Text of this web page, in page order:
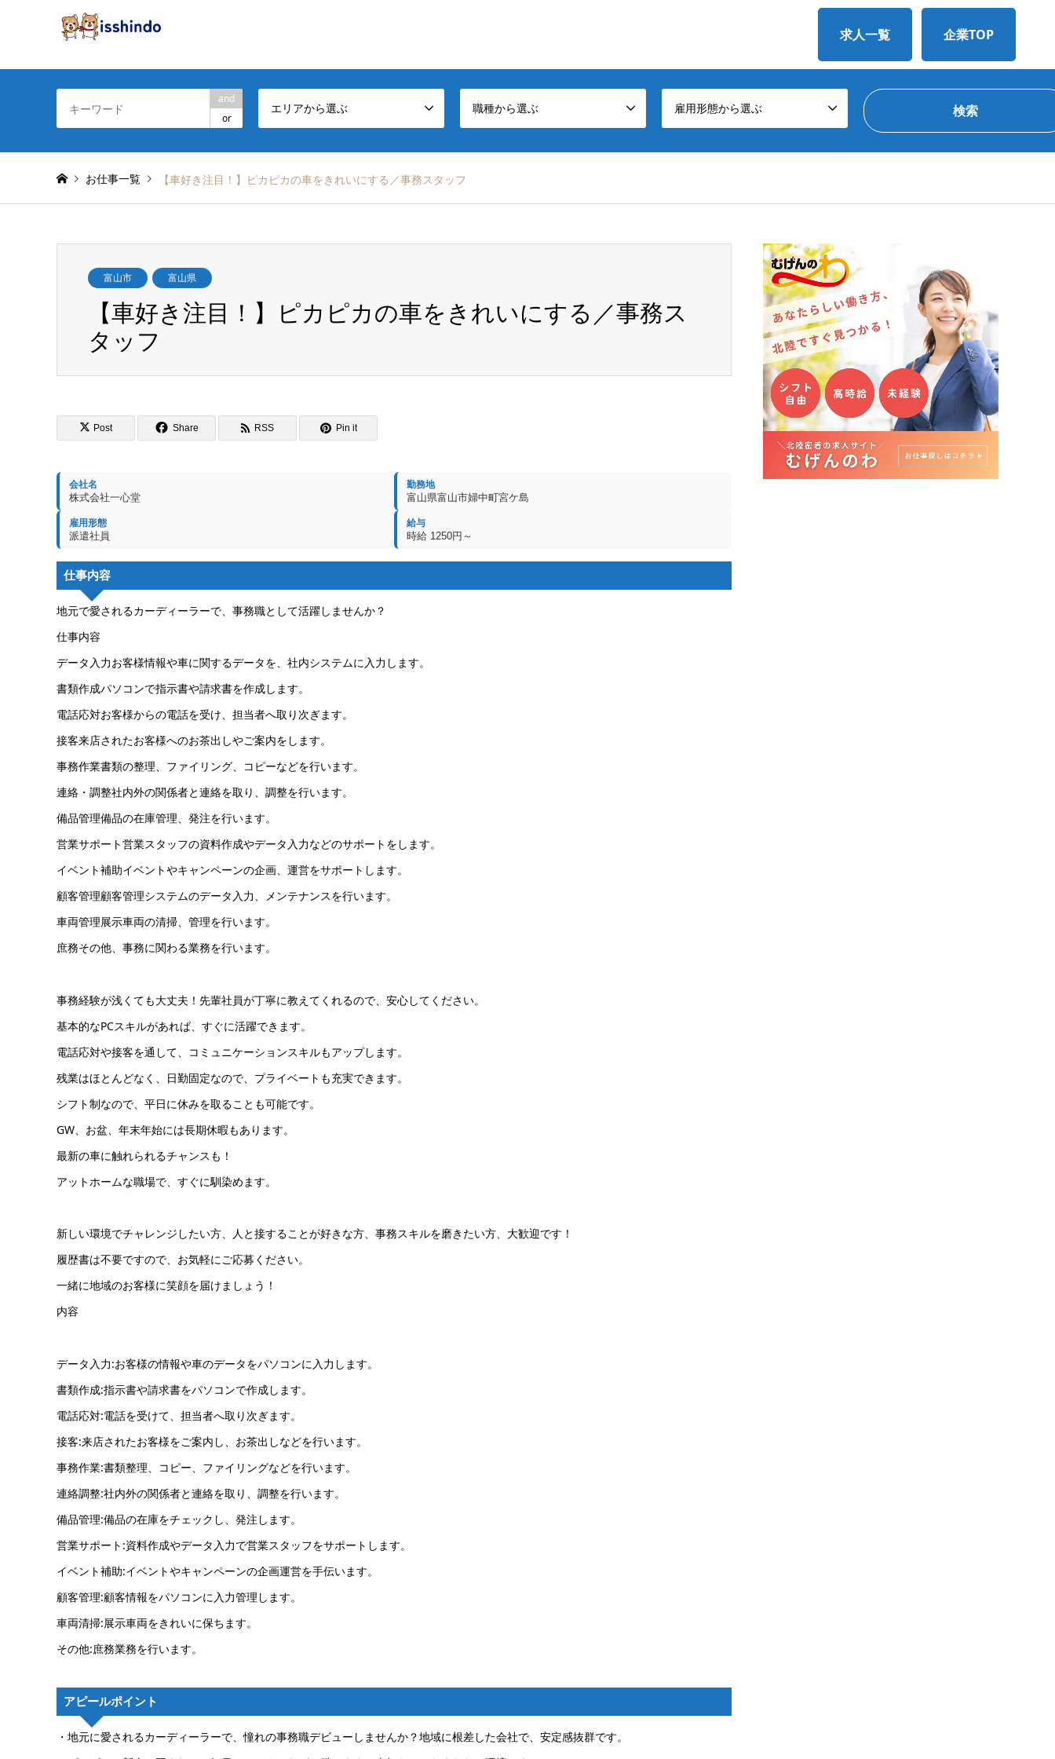
求人一覧 企業TOP
and
or
エリアから選ぶ 職種から選ぶ 雇用形態から選ぶ
お仕事一覧 【車好き注目！】ピカピカの車をきれいにする／事務スタッフ
富山市 富山県
【車好き注目！】ピカピカの車をきれいにする／事務ス
タッフ
Post Share RSS Pin it
会社名
株式会社一心堂
勤務地
富山県富山市婦中町宮ケ島
雇用形態
派遣社員
給与
時給 1250円～
仕事内容
地元で愛されるカーディーラーで、事務職として活躍しませんか？
仕事内容
データ入力お客様情報や車に関するデータを、社内システムに入力します。
書類作成パソコンで指示書や請求書を作成します。
電話応対お客様からの電話を受け、担当者へ取り次ぎます。
接客来店されたお客様へのお茶出しやご案内をします。
事務作業書類の整理、ファイリング、コピーなどを行います。
連絡・調整社内外の関係者と連絡を取り、調整を行います。
備品管理備品の在庫管理、発注を行います。
営業サポート営業スタッフの資料作成やデータ入力などのサポートをします。
イベント補助イベントやキャンペーンの企画、運営をサポートします。
顧客管理顧客管理システムのデータ入力、メンテナンスを行います。
車両管理展示車両の清掃、管理を行います。
庶務その他、事務に関わる業務を行います。
事務経験が浅くても大丈夫！先輩社員が丁寧に教えてくれるので、安心してください。
基本的なPCスキルがあれば、すぐに活躍できます。
電話応対や接客を通して、コミュニケーションスキルもアップします。
残業はほとんどなく、日勤固定なので、プライベートも充実できます。
シフト制なので、平日に休みを取ることも可能です。
GW、お盆、年末年始には長期休暇もあります。
最新の車に触れられるチャンスも！
アットホームな職場で、すぐに馴染めます。
新しい環境でチャレンジしたい方、人と接することが好きな方、事務スキルを磨きたい方、大歓迎です！
履歴書は不要ですので、お気軽にご応募ください。
一緒に地域のお客様に笑顔を届けましょう！
内容
データ入力:お客様の情報や車のデータをパソコンに入力します。
書類作成:指示書や請求書をパソコンで作成します。
電話応対:電話を受けて、担当者へ取り次ぎます。
接客:来店されたお客様をご案内し、お茶出しなどを行います。
事務作業:書類整理、コピー、ファイリングなどを行います。
連絡調整:社内外の関係者と連絡を取り、調整を行います。
備品管理:備品の在庫をチェックし、発注します。
営業サポート:資料作成やデータ入力で営業スタッフをサポートします。
イベント補助:イベントやキャンペーンの企画運営を手伝います。
顧客管理:顧客情報をパソコンに入力管理します。
車両清掃:展示車両をきれいに保ちます。
その他:庶務業務を行います。
アピールポイント
・地元に愛されるカーディーラーで、憧れの事務職デビューしませんか？地域に根差した会社で、安定感抜群です。